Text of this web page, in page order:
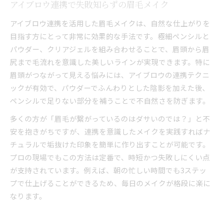
アイブロウ連携で失敗知らずの眉毛メイク
アイブロウ連携を活用した眉毛メイクは、自然な仕上がりを
目指す方にとって非常に効果的な手法です。極細ペンシルと
パウダー、クリアジェルを組み合わせることで、眉頭から眉
尻まで毛流れを意識した美しいラインが実現できます。特に
眉頭がつながって見える悩みには、アイブロウの連携テクニ
ックが有効で、パウダーでふんわりとした陰影を加えた後、
ペンシルで足りない部分を補うことで不自然さを防ぎます。
多くの方が「眉毛が繋がっているのはダサいのでは？」と不
安を抱きがちですが、連携を意識したメイクを実践すればナ
チュラルで垢抜けた印象を簡単に作り出すことが可能です。
プロの現場でもこの方法は定番で、時短かつ失敗しにくい点
が支持されています。例えば、朝の忙しい時間でも3ステッ
プで仕上げることができるため、毎日のメイクが格段に楽に
なります。